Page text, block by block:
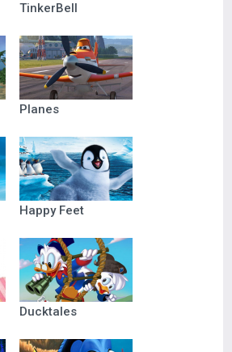
TinkerBell
Planes
Happy Feet
Ducktales